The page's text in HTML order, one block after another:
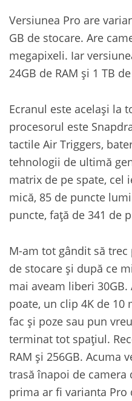
Versiunea Pro are
GB de stocare. Are
megapixeli. Iar
24GB de RAM și 1 TB
Ecranul este același la
procesorul este
tactile Air Triggers,
tehnologii de ultimă
matrix de pe spate, cel
mică, 85 de puncte
puncte, față de 341 de
M-am tot gândit să trec
de stocare și după ce
mai aveam liberi 30GB.
poate, un clip 4K de 10
fac și poze sau pun
terminat tot spațiul.
RAM și 256GB. Acuma
trasă înapoi de camera
prima ar fi varianta Pro